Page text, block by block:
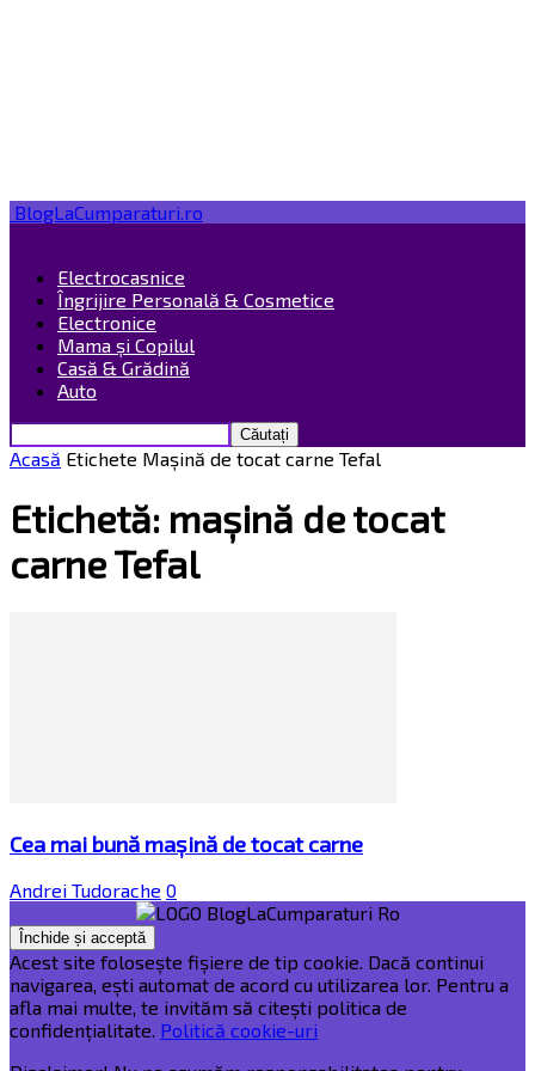
BlogLaCumparaturi.ro
Electrocasnice
Îngrijire Personală & Cosmetice
Electronice
Mama și Copilul
Casă & Grădină
Auto
Acasă Etichete Mașină de tocat carne Tefal
Etichetă: mașină de tocat
carne Tefal
Cea mai bună mașină de tocat carne
Andrei Tudorache 0
Acest site folosește fișiere de tip cookie. Dacă continui
navigarea, ești automat de acord cu utilizarea lor. Pentru a
afla mai multe, te invităm să citești politica de
confidențialitate. Politică cookie-uri